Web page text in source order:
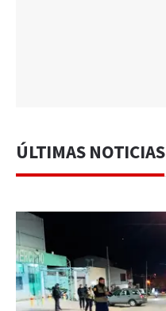
ÚLTIMAS NOTICIAS